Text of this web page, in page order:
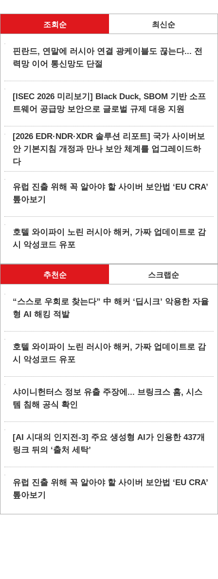
조회순 최신순
핀란드, 연말에 러시아 연결 광케이블도 끊는다... 전
력망 이어 통신망도 단절
[ISEC 2026 미리보기] Black Duck, SBOM 기반 소프
트웨어 공급망 보안으로 글로벌 규제 대응 지원
[2026 EDR·NDR·XDR 솔루션 리포트] 국가 사이버보
안 기본지침 개정과 만나 보안 체계를 업그레이드하
다
유럽 진출 위해 꼭 알아야 할 사이버 보안법 ‘EU CRA’
톺아보기
호텔 와이파이 노린 러시아 해커, 가짜 업데이트로 감
시 악성코드 유포
추천순 스크랩순
“스스로 우회로 찾는다” 中 해커 ‘딥시크’ 악용한 자율
형 AI 해킹 적발
호텔 와이파이 노린 러시아 해커, 가짜 업데이트로 감
시 악성코드 유포
샤이니헌터스 정보 유출 주장에... 브링크스 홈, 시스
템 침해 공식 확인
[AI 시대의 인지전-3] 주요 생성형 AI가 인용한 437개
링크 뒤의 ‘출처 세탁’
유럽 진출 위해 꼭 알아야 할 사이버 보안법 ‘EU CRA’
톺아보기